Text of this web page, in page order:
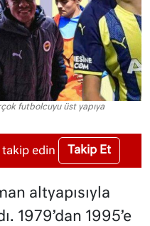
futbolcuyu üst yapıya
takip edin Takip Et
altyapısıyla
1979’dan 1995’e